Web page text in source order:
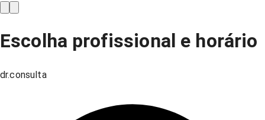
Escolha profissional e horário
dr.consulta